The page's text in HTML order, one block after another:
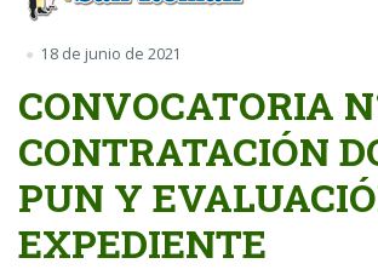
18 de junio de 2021
CONVOCATORIA
CONTRATACIÓN
PUN Y
EXPEDIENTE